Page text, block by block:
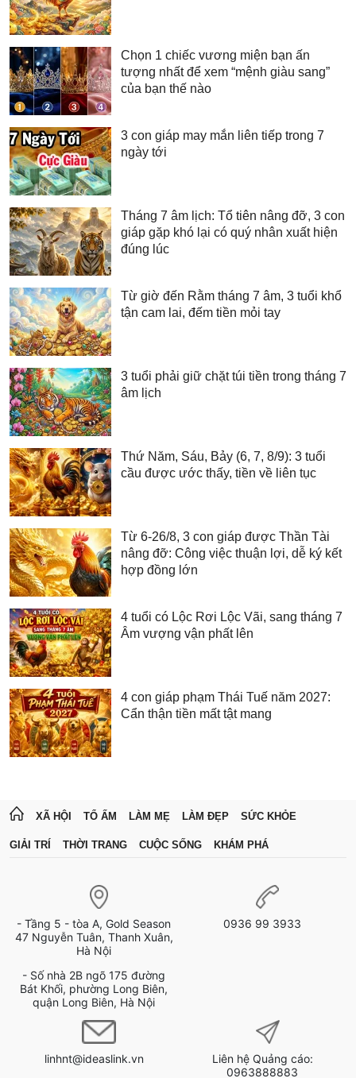
Chọn 1 chiếc vương miện bạn ấn
tượng nhất để xem “mệnh giàu sang”
của bạn thế nào
3 con giáp may mắn liên tiếp trong 7
ngày tới
Tháng 7 âm lịch: Tổ tiên nâng đỡ, 3 con
giáp gặp khó lại có quý nhân xuất hiện
đúng lúc
Từ giờ đến Rằm tháng 7 âm, 3 tuổi khổ
tận cam lai, đếm tiền mỏi tay
3 tuổi phải giữ chặt túi tiền trong tháng 7
âm lịch
Thứ Năm, Sáu, Bảy (6, 7, 8/9): 3 tuổi
cầu được ước thấy, tiền về liên tục
Từ 6-26/8, 3 con giáp được Thần Tài
nâng đỡ: Công việc thuận lợi, dễ ký kết
hợp đồng lớn
4 tuổi có Lộc Rơi Lộc Vãi, sang tháng 7
Âm vượng vận phất lên
4 con giáp phạm Thái Tuế năm 2027:
Cẩn thận tiền mất tật mang
XÃ HỘI TỔ ẤM LÀM MẸ LÀM ĐẸP SỨC KHỎE
GIẢI TRÍ THỜI TRANG CUỘC SỐNG KHÁM PHÁ
- Tầng 5 - tòa A, Gold Season
47 Nguyễn Tuân, Thanh Xuân,
Hà Nội
- Số nhà 2B ngõ 175 đường
Bát Khối, phường Long Biên,
quận Long Biên, Hà Nội
0936 99 3933
linhnt@ideaslink.vn
Liên hệ Quảng cáo:
0963888883